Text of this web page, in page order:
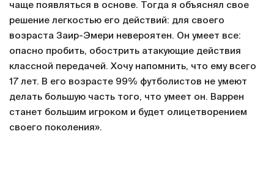
чаще появляться в основе. Тогда я объяснял свое
решение легкостью его действий: для своего
возраста Заир-Эмери невероятен. Он умеет все:
опасно пробить, обострить атакующие действия
классной передачей. Хочу напомнить, что ему всего
17 лет. В его возрасте 99% футболистов не умеют
делать большую часть того, что умеет он. Варрен
станет большим игроком и будет олицетворением
своего поколения».